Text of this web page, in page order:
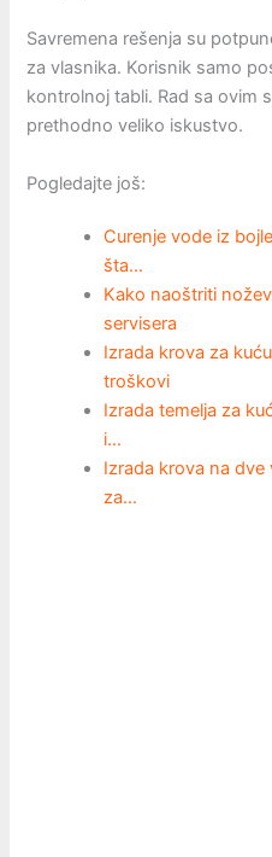
Savremena rešenja su
za vlasnika. Korisnik samo
kontrolnoj tabli. Rad sa ovim
prethodno veliko iskustvo.
Pogledajte još:
Curenje vode iz
šta…
Kako naoštriti
servisera
Izrada krova za
troškovi
Izrada temelja za
i…
Izrada krova na
za…